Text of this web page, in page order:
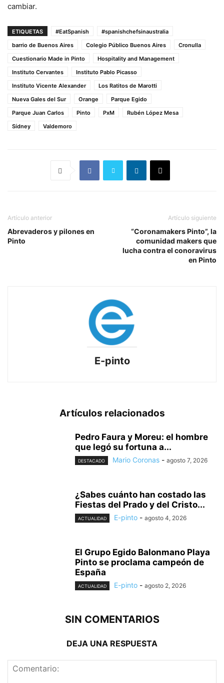
cambiar.
ETIQUETAS #EatSpanish
#spanishchefsinaustralia
barrio de Buenos Aires
Colegio Público Buenos Aires
Cronulla
Cuestionario Made in Pinto
Hospitality and Management
Instituto Cervantes
Instituto Pablo Picasso
Instituto Vicente Alexander
Los Ratitos de Marotti
Nueva Gales del Sur
Orange
Parque Egido
Parque Juan Carlos
Pinto PxM
Rubén López Mesa
Sídney
Valdemoro
Artículo anterior
Abrevaderos y pilones en
Pinto
Artículo siguiente
“Coronamakers Pinto”, la
comunidad makers que
lucha contra el conoravirus
en Pinto
E-pinto
Artículos relacionados
Pedro Faura y Moreu: el hombre
que legó su fortuna a...
DESTACADO Mario Coronas - agosto 7, 2026
¿Sabes cuánto han costado las
Fiestas del Prado y del Cristo...
ACTUALIDAD E-pinto - agosto 4, 2026
El Grupo Egido Balonmano Playa
Pinto se proclama campeón de
España
ACTUALIDAD E-pinto - agosto 2, 2026
SIN COMENTARIOS
DEJA UNA RESPUESTA